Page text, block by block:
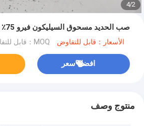
2
/
4
صب الحديد مسحوق السيليكون فيرو 75٪
الأسعار：قابل للتفاوض MOQ：قابل للتفاوض
افضل سعر
منتوج وصف